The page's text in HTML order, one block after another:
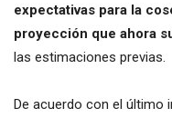
expectativas para la
proyección que ahora
las estimaciones previas.
De acuerdo con el último